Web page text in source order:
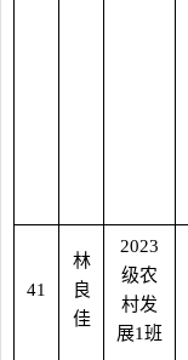
41
林
良
佳
2023
级农
村发
展1班